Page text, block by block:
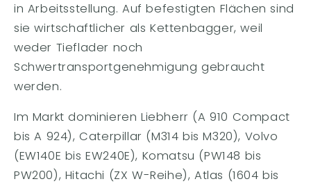
in Arbeitsstellung. Auf befestigten Flächen sind
sie wirtschaftlicher als Kettenbagger, weil
weder Tieflader noch
Schwertransportgenehmigung gebraucht
werden.
Im Markt dominieren Liebherr (A 910 Compact
bis A 924), Caterpillar (M314 bis M320), Volvo
(EW140E bis EW240E), Komatsu (PW148 bis
PW200), Hitachi (ZX W-Reihe), Atlas (1604 bis